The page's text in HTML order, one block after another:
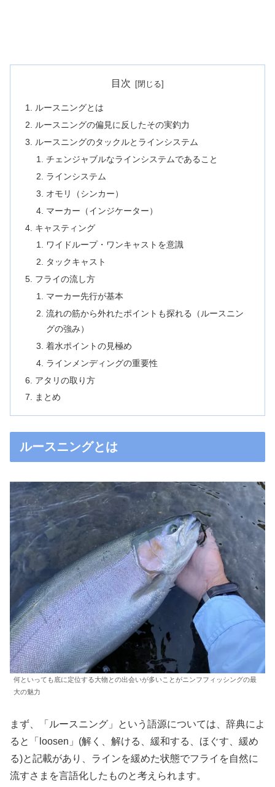
目次
ルースニングとは
ルースニングの偏見に反したその実釣力
ルースニングのタックルとラインシステム
チェンジャブルなラインシステムであること
ラインシステム
オモリ（シンカー）
マーカー（インジケーター）
キャスティング
ワイドループ・ワンキャストを意識
タックキャスト
フライの流し方
マーカー先行が基本
流れの筋から外れたポイントも探れる（ルースニン
グの強み）
着水ポイントの見極め
ラインメンディングの重要性
アタリの取り方
まとめ
ルースニングとは
何といっても底に定位する大物との出会いが多いことがニンフフィッシングの最
大の魅力
まず、「ルースニング」という語源については、辞典によ
ると「loosen」(解く、解ける、緩和する、ほぐす、緩め
る)と記載があり、ラインを緩めた状態でフライを自然に
流すさまを言語化したものと考えられます。